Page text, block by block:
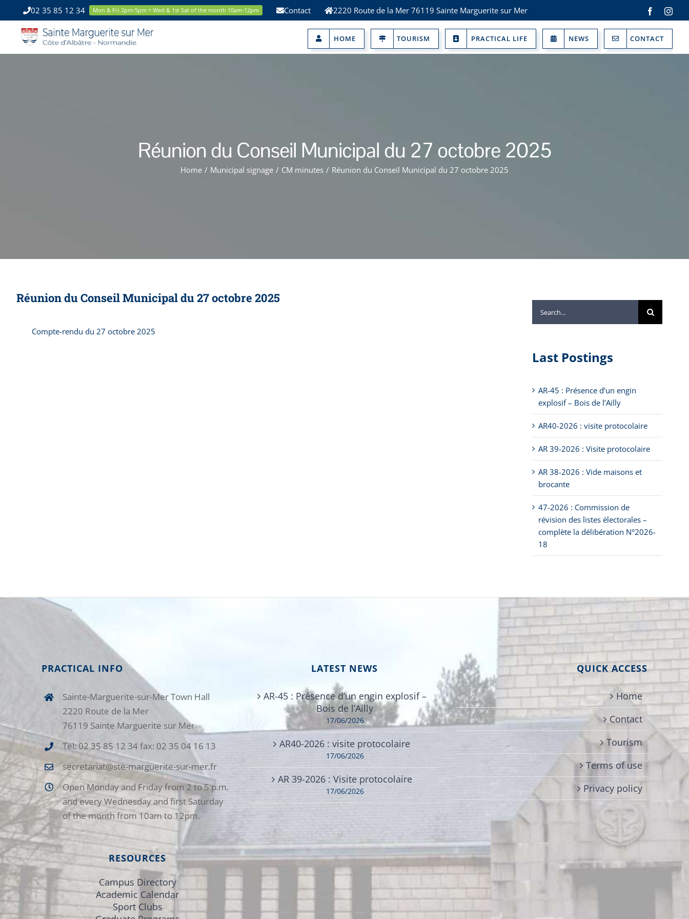
to
content
02 35 85 12 34 Mon & Fri 2pm-5pm + Wed & 1st Sat of the month 10am-12pm Contact 2220 Route de la Mer 76119 Sainte Marguerite sur Mer Facebook
HOME TOURISM PRACTICAL LIFE NEWS CONTACT
Réunion du Conseil Municipal du 27 octobre 2025
Home / Municipal signage / CM minutes / Réunion du Conseil Municipal du 27 octobre 2025
Réunion du Conseil Municipal du 27 octobre 2025
Compte-rendu du 27 octobre 2025
for:
Last Postings
AR-45 : Présence d’un engin
explosif – Bois de l’Ailly
AR40-2026 : visite protocolaire
AR 39-2026 : Visite protocolaire
AR 38-2026 : Vide maisons et
brocante
47-2026 : Commission de
révision des listes électorales –
complète la délibération N°2026-
18
PRACTICAL INFO
Sainte-Marguerite-sur-Mer Town Hall
2220 Route de la Mer
76119 Sainte Marguerite sur Mer
Tel: 02 35 85 12 34 fax: 02 35 04 16 13
secretariat@ste-marguerite-sur-mer.fr
Open Monday and Friday from 2 to 5 p.m.
and every Wednesday and first Saturday
of the month from 10am to 12pm.
RESOURCES
Campus Directory
Academic Calendar
Sport Clubs
LATEST NEWS
AR-45 : Présence d’un engin explosif –
Bois de l’Ailly
17/06/2026
AR40-2026 : visite protocolaire
17/06/2026
AR 39-2026 : Visite protocolaire
17/06/2026
QUICK ACCESS
Home
Contact
Tourism
Terms of use
Privacy policy